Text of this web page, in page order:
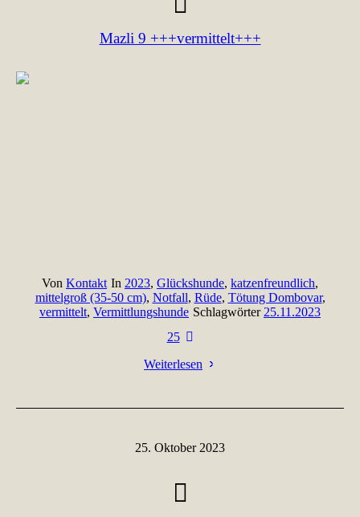
Mazli 9 +++vermittelt+++
Von Kontakt In 2023, Glückshunde, katzenfreundlich,
mittelgroß (35-50 cm), Notfall, Rüde, Tötung Dombovar,
vermittelt, Vermittlungshunde Schlagwörter 25.11.2023
25
Weiterlesen
25. Oktober 2023